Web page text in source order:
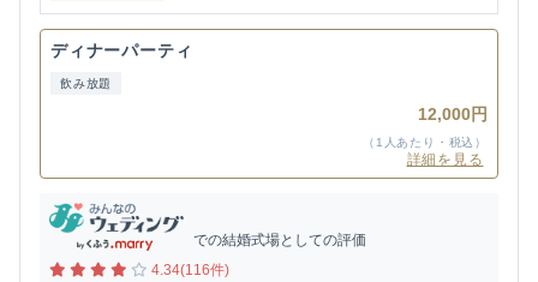
ディナーパーティ
飲み放題
12,000円
（1人あたり・税込）
詳細を見る
での結婚式場としての評価
4.34(116件)